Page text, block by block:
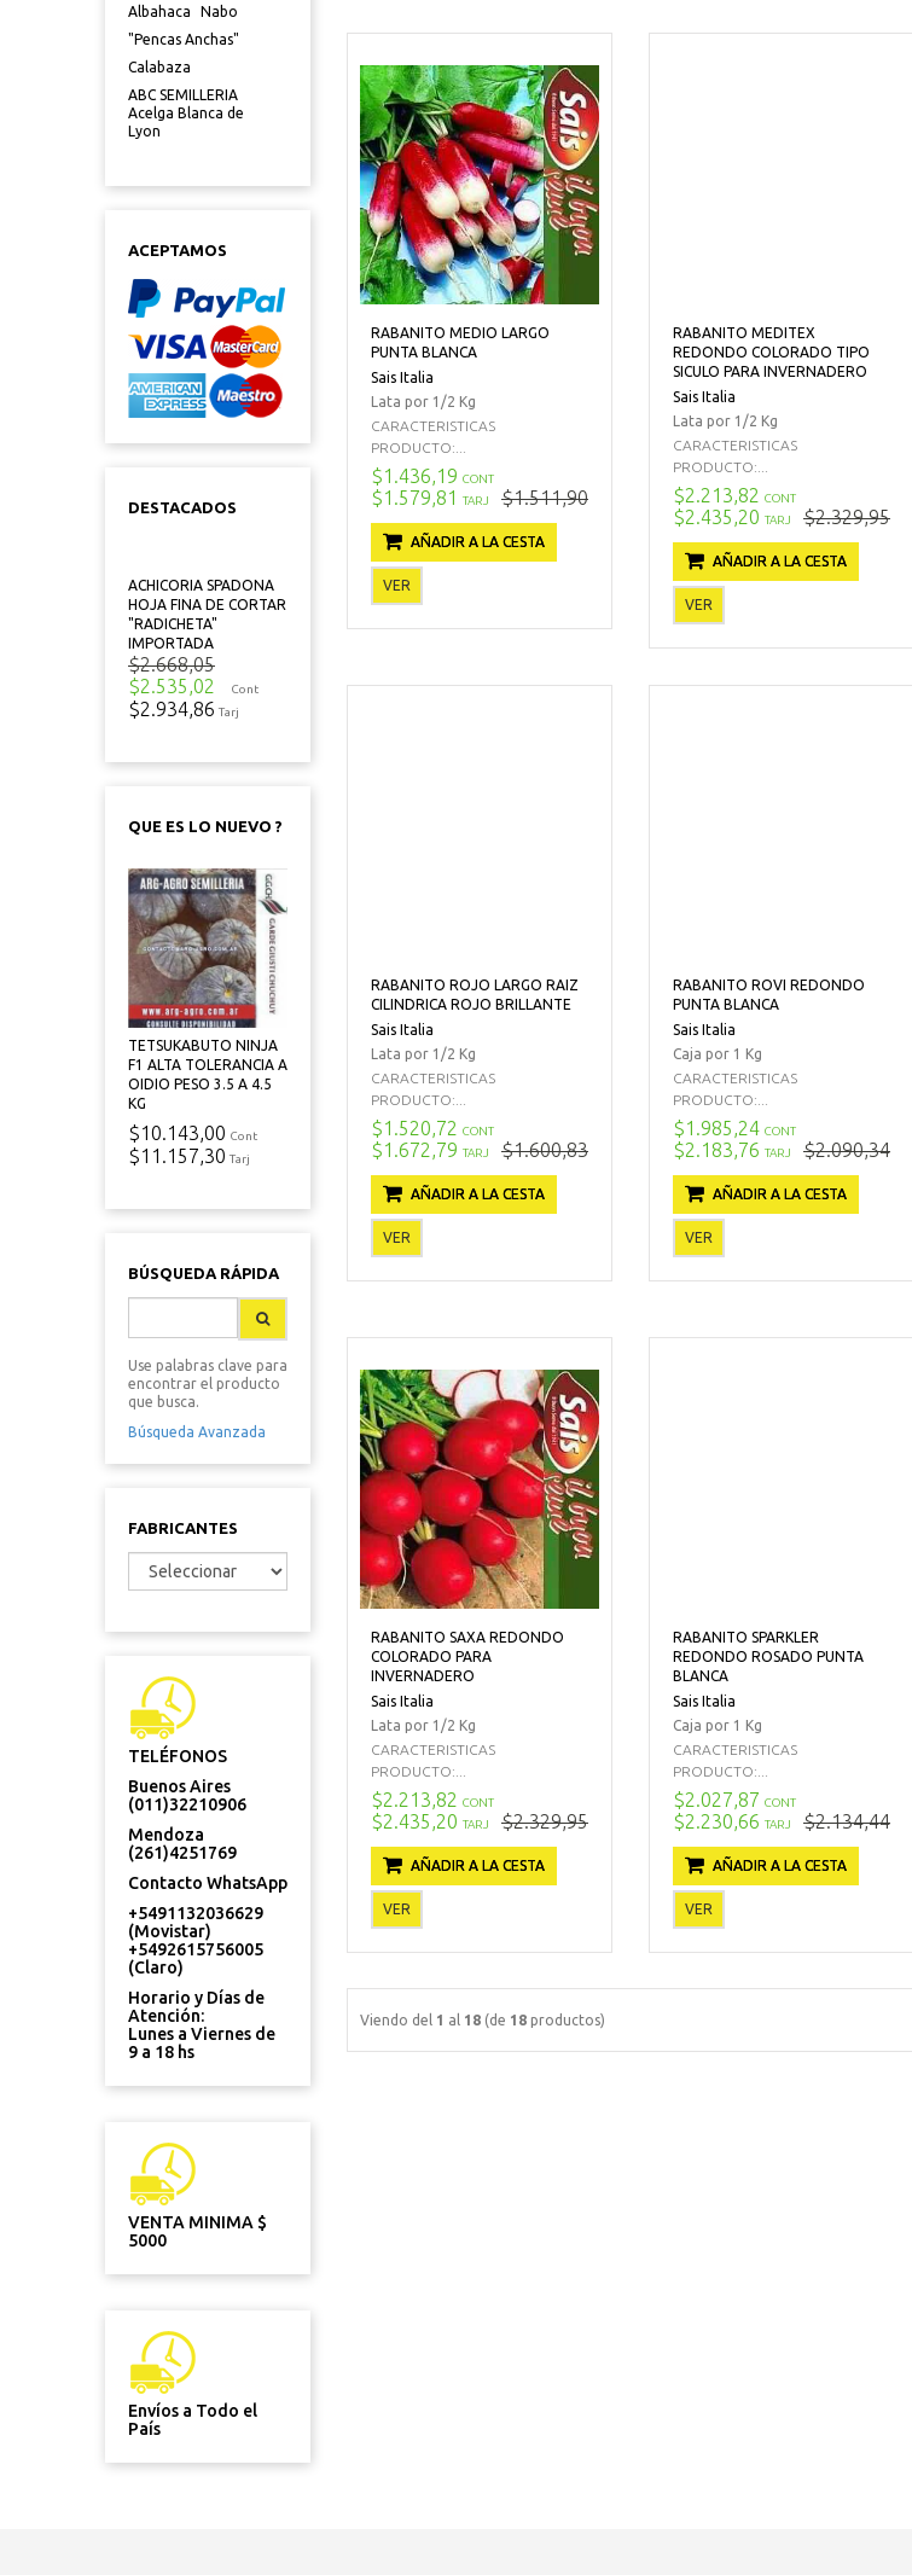
Albahaca
Nabo
"Pencas Anchas"
Calabaza
ABC SEMILLERIA
Acelga Blanca de
Lyon
ACEPTAMOS
DESTACADOS
ACHICORIA SPADONA
HOJA FINA DE CORTAR
"RADICHETA"
IMPORTADA
$2.668,05
$2.535,02
Cont
$2.934,86 Tarj
QUE ES LO NUEVO ?
TETSUKABUTO NINJA
F1 ALTA TOLERANCIA A
OIDIO PESO 3.5 A 4.5
KG
$10.143,00 Cont
$11.157,30 Tarj
BÚSQUEDA RÁPIDA
Use palabras clave para
encontrar el producto
que busca.
Búsqueda Avanzada
FABRICANTES
TELÉFONOS
Buenos Aires
(011)32210906
Mendoza
(261)4251769
Contacto WhatsApp
+5491132036629
(Movistar)
+5492615756005
(Claro)
Horario y Días de
Atención:
Lunes a Viernes de
9 a 18 hs
VENTA MINIMA $
5000
Envíos a Todo el
País
RABANITO MEDIO LARGO
PUNTA BLANCA
Sais Italia
Lata por 1/2 Kg
CARACTERISTICAS
PRODUCTO:...
$1.436,19 CONT
$1.579,81 TARJ $1.511,90
AÑADIR A LA CESTA
VER
RABANITO MEDITEX
REDONDO COLORADO TIPO
SICULO PARA INVERNADERO
Sais Italia
Lata por 1/2 Kg
CARACTERISTICAS
PRODUCTO:...
$2.213,82 CONT
$2.435,20 TARJ $2.329,95
AÑADIR A LA CESTA
VER
RABANITO ROJO LARGO RAIZ
CILINDRICA ROJO BRILLANTE
Sais Italia
Lata por 1/2 Kg
CARACTERISTICAS
PRODUCTO:...
$1.520,72 CONT
$1.672,79 TARJ $1.600,83
AÑADIR A LA CESTA
VER
RABANITO ROVI REDONDO
PUNTA BLANCA
Sais Italia
Caja por 1 Kg
CARACTERISTICAS
PRODUCTO:...
$1.985,24 CONT
$2.183,76 TARJ $2.090,34
AÑADIR A LA CESTA
VER
RABANITO SAXA REDONDO
COLORADO PARA
INVERNADERO
Sais Italia
Lata por 1/2 Kg
CARACTERISTICAS
PRODUCTO:...
$2.213,82 CONT
$2.435,20 TARJ $2.329,95
AÑADIR A LA CESTA
VER
RABANITO SPARKLER
REDONDO ROSADO PUNTA
BLANCA
Sais Italia
Caja por 1 Kg
CARACTERISTICAS
PRODUCTO:...
$2.027,87 CONT
$2.230,66 TARJ $2.134,44
AÑADIR A LA CESTA
VER
Viendo del 1 al 18 (de 18 productos)